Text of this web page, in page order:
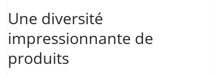
Une diversité
impressionnante de
produits